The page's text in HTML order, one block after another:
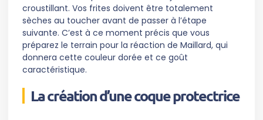
croustillant. Vos frites doivent être totalement
sèches au toucher avant de passer à l’étape
suivante. C’est à ce moment précis que vous
préparez le terrain pour la réaction de Maillard, qui
donnera cette couleur dorée et ce goût
caractéristique.
La création d’une coque protectrice